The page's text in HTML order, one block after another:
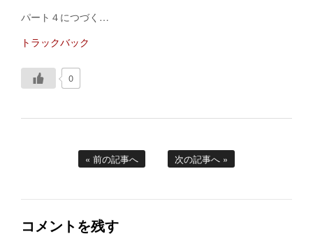
パート４につづく…
トラックバック
0
« 前の記事へ 次の記事へ »
コメントを残す